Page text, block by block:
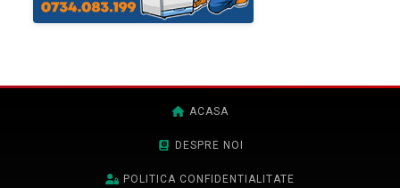
ACASA
DESPRE NOI
POLITICA CONFIDENTIALITATE